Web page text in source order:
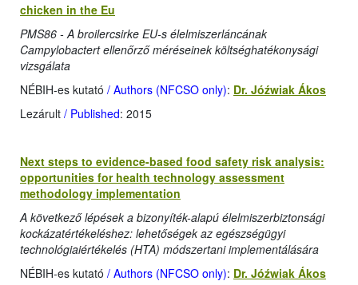
chicken in the Eu
PMS86 - A broilercsirke EU-s élelmiszerláncának
Campylobactert ellenőrző méréseinek költséghatékonysági
vizsgálata
NÉBIH-es kutató / Authors (NFCSO only): Dr. Jóźwiak Ákos
Lezárult / Published: 2015
Next steps to evidence-based food safety risk analysis:
opportunities for health technology assessment
methodology implementation
A következő lépések a bizonyíték-alapú élelmiszerbiztonsági
kockázatértékeléshez: lehetőségek az egészségügyi
technológiaiértékelés (HTA) módszertani implementálására
NÉBIH-es kutató / Authors (NFCSO only): Dr. Jóźwiak Ákos